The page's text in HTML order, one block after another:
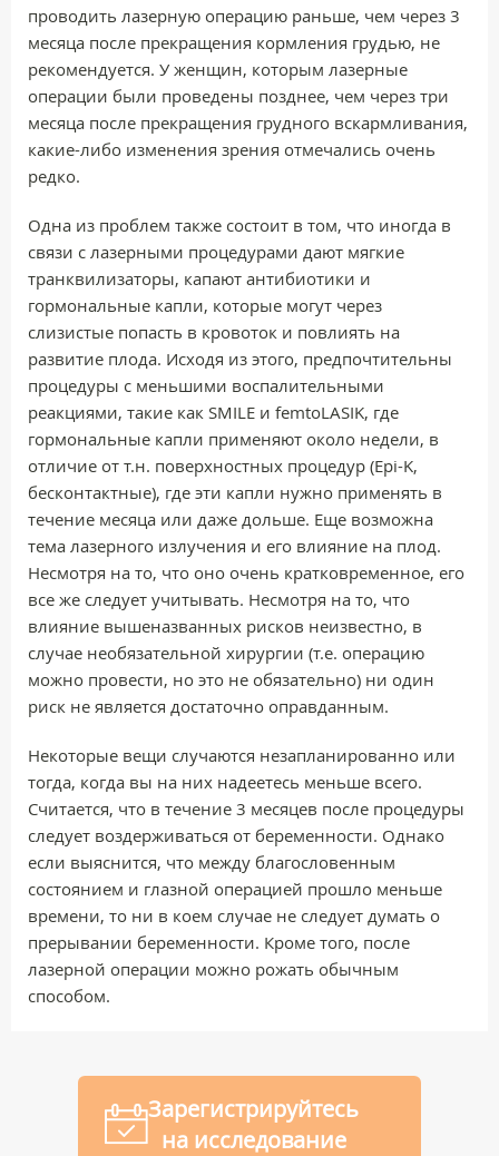
проводить лазерную операцию раньше, чем через 3
месяца после прекращения кормления грудью, не
рекомендуется. У женщин, которым лазерные
операции были проведены позднее, чем через три
месяца после прекращения грудного вскармливания,
какие-либо изменения зрения отмечались очень
редко.
Одна из проблем также состоит в том, что иногда в
связи с лазерными процедурами дают мягкие
транквилизаторы, капают антибиотики и
гормональные капли, которые могут через
слизистые попасть в кровоток и повлиять на
развитие плода. Исходя из этого, предпочтительны
процедуры с меньшими воспалительными
реакциями, такие как SMILE и femtoLASIK, где
гормональные капли применяют около недели, в
отличие от т.н. поверхностных процедур (Epi-K,
бесконтактные), где эти капли нужно применять в
течение месяца или даже дольше. Еще возможна
тема лазерного излучения и его влияние на плод.
Несмотря на то, что оно очень кратковременное, его
все же следует учитывать. Несмотря на то, что
влияние вышеназванных рисков неизвестно, в
случае необязательной хирургии (т.е. операцию
можно провести, но это не обязательно) ни один
риск не является достаточно оправданным.
Некоторые вещи случаются незапланированно или
тогда, когда вы на них надеетесь меньше всего.
Считается, что в течение 3 месяцев после процедуры
следует воздерживаться от беременности. Однако
если выяснится, что между благословенным
состоянием и глазной операцией прошло меньше
времени, то ни в коем случае не следует думать о
прерывании беременности. Кроме того, после
лазерной операции можно рожать обычным
способом.
Зарегистрируйтесь
на исследование